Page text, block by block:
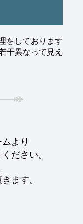
をしております
干異なって見え
より
ださい。
ます。